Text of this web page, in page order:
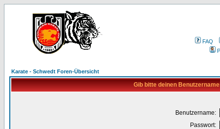
FAQ
Karate - Schwedt Foren-Übersicht
Gib bitte deinen
Benutzername:
Passwort: